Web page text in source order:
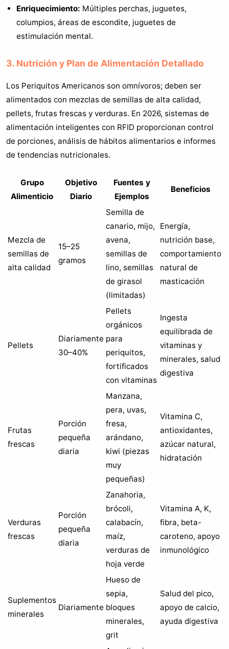
Enriquecimiento: Múltiples perchas, juguetes,
columpios, áreas de escondite, juguetes de
estimulación mental.
3. Nutrición y Plan de Alimentación Detallado
Los Periquitos Americanos son omnívoros; deben ser
alimentados con mezclas de semillas de alta calidad,
pellets, frutas frescas y verduras. En 2026, sistemas de
alimentación inteligentes con RFID proporcionan control
de porciones, análisis de hábitos alimentarios e informes
de tendencias nutricionales.
Grupo
Alimenticio
Objetivo
Diario
Fuentes y
Ejemplos
Beneficios
Mezcla de
semillas de
alta calidad
15–25
gramos
Semilla de
canario, mijo,
avena,
semillas de
lino, semillas
de girasol
(limitadas)
Energía,
nutrición base,
comportamiento
natural de
masticación
Pellets
Diariamente
30–40%
Pellets
orgánicos
para
periquitos,
fortificados
con vitaminas
Ingesta
equilibrada de
vitaminas y
minerales, salud
digestiva
Frutas
frescas
Porción
pequeña
diaria
Manzana,
pera, uvas,
fresa,
arándano,
kiwi (piezas
muy
pequeñas)
Vitamina C,
antioxidantes,
azúcar natural,
hidratación
Verduras
frescas
Porción
pequeña
diaria
Zanahoria,
brócoli,
calabacín,
maíz,
verduras de
hoja verde
Vitamina A, K,
fibra, beta-
caroteno, apoyo
inmunológico
Suplementos
minerales
Diariamente
Hueso de
sepia,
bloques
minerales,
grit
Salud del pico,
apoyo de calcio,
ayuda digestiva